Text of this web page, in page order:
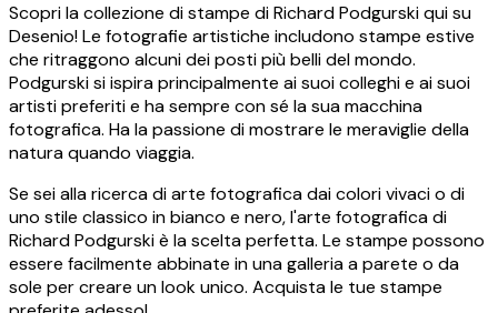
Scopri la collezione di stampe di Richard Podgurski qui su
Desenio! Le fotografie artistiche includono stampe estive
che ritraggono alcuni dei posti più belli del mondo.
Podgurski si ispira principalmente ai suoi colleghi e ai suoi
artisti preferiti e ha sempre con sé la sua macchina
fotografica. Ha la passione di mostrare le meraviglie della
natura quando viaggia.
Se sei alla ricerca di arte fotografica dai colori vivaci o di
uno stile classico in bianco e nero, l'arte fotografica di
Richard Podgurski è la scelta perfetta. Le stampe possono
essere facilmente abbinate in una galleria a parete o da
sole per creare un look unico. Acquista le tue stampe